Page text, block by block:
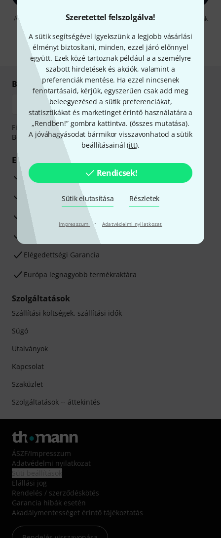
Szeretettel felszolgálva!
A sütik segítségével igyekszünk a legjobb vásárlási
élményt biztosítani, minden, ezzel járó előnnyel
együtt. Ezek közé tartoznak például a a személyre
szabott hirdetések és akciók, valamint a
preferenciák mentése. Ha ezzel nincsenek
fenntartásaid, kérjük, egyszerűen csak add meg
beleegyezésed a sütik preferenciákat,
statisztikákat és marketinget érintő használatára a
„Rendben!” gombra kattintva. (összes mutatása).
A jóváhagyásodat bármikor visszavonhatod a sütik
beállításainál (itt).
Rendicsek!
Sütik elutasítása Részletek
Impresszum · Adatvédelmi nyilatkozat
A "Bejelentkezés" gombra kattintva elfogadja, hogy e-mailben küldjünk
önnek hirdetéseket. Bármikor leiratkozhat erről. A hírlevélről további
információkat azdata protection guideline-ben talál.
* Kitöltés kötelező
Biztonságos vásárlás és fizetés
Fizessen biztonságosan, titkosítással: Banki átutalás vagy
Betéti- vagy hitelkártya segítségével
Előnyök
3 éves Thomann-garancia
30 napos pénzvisszafizetési garancia
Hozzáértők szaktanácsadása
Elégedettségi Garancia
Európa legnagyobb termékraktára
Szolgáltatások
Szállítási költségek, szállítási idők
Súgó
Utalványok
Kapcsolat
Szaküzlet
Szolgáltatások -- áttekintés
ÁSZF/Impresszum
Adatvédelmi nyilatkozat
Elállási jog
Rendelés / szerződéskötés
Garancia hibák esetén
Akadálymentességet érintő tájékoztatás